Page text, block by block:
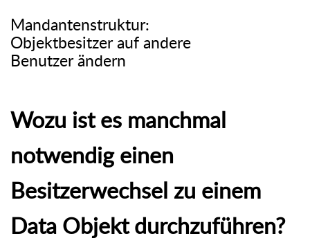
Mandantenstruktur:
Objektbesitzer auf andere
Benutzer ändern
Wozu ist es manchmal
notwendig einen
Besitzerwechsel zu einem
Data Objekt durchzuführen?